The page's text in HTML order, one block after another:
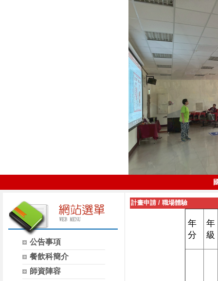
公告事項
餐飲科簡介
師資陣容
計畫申請 / 職場體驗
年
分
年
級